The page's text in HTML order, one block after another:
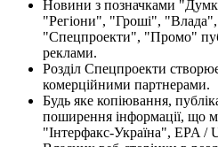
Новини з позначками
"Регіони", "Гроші",
"Спецпроекти", "Промо"
реклами.
Розділ Спецпроекти
комерційними партнерами.
Будь яке копіювання,
поширення інформації, що
"Інтерфакс-Україна", EPA /